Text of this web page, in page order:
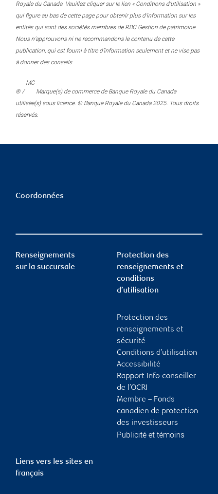
Royale du Canada. Veuillez cliquer sur le lien « Conditions d’utilisation »
qui figure au bas de cette page pour obtenir plus d’information sur les
entités qui sont des sociétés membres de RBC Gestion de patrimoine.
Nous n’approuvons ni ne recommandons le contenu de cette
publication, qui est fourni à titre d’information seulement et ne vise pas
à donner des conseils.
® /
MC
Marque(s) de commerce de Banque Royale du Canada
utilisée(s) sous licence. © Banque Royale du Canada 2025. Tous droits
réservés.
Coordonnées
Renseignements
sur la succursale
Protection des
renseignements et
conditions
d’utilisation
Protection des
renseignements et
sécurité
Conditions d’utilisation
Accessibilité
Rapport Info-conseiller
de l’OCRI
Membre – Fonds
canadien de protection
des investisseurs
Publicité et témoins
Liens vers les sites en
français